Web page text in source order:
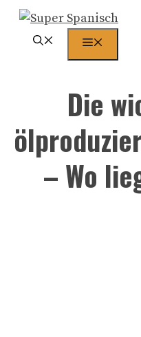
Zum
Inhalt
Die
– Wo